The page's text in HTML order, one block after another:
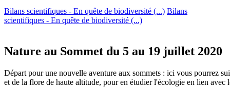
Bilans scientifiques - En quête de biodiversité (...) Bilans
scientifiques - En quête de biodiversité (...)
Nature au Sommet du 5 au 19 juillet 2020
Départ pour une nouvelle aventure aux sommets : ici vous pourrez
et de la flore de haute altitude, pour en étudier l'écologie en lien